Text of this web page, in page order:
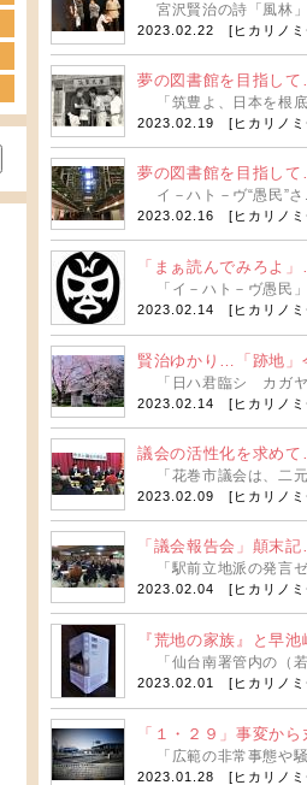
宮沢賢治の詩「風林
2023.02.22 [ ヒカリノ
夢の図書館を目指し
「筑豊よ、日本を根
2023.02.19 [ ヒカリノ
夢の図書館を目指し
イ－ハト－ヴ“愚民”さ
2023.02.16 [ ヒカリノ
「まぁ読んでみろよ
「イ－ハト－ヴ愚民
2023.02.14 [ ヒカリノ
賢治ゆかり…「跡地」
「日ハ君臨シ カガヤ
2023.02.14 [ ヒカリノ
議会の活性化を求め
「花巻市議会は、二
2023.02.09 [ ヒカリノ
「議会報告会」顛末
「駅前立地派の発言
2023.02.04 [ ヒカリノ
『荒地の家族』と早
「仙台南署管内の（
2023.02.01 [ ヒカリノ
「１・２９」事変か
「広範の非常事態や
2023.01.28 [ ヒカリノ